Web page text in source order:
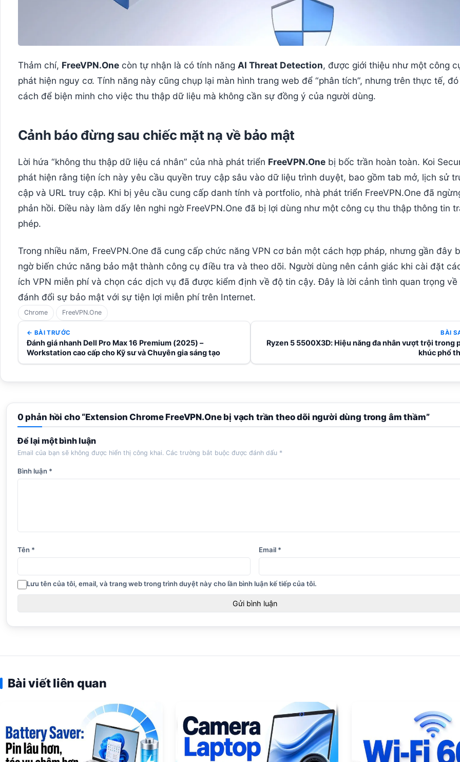
Thảm chí, FreeVPN.Onecòn tự nhận là có tính năng AI Threat Detection, được giới thiệu như một công
phát hiện nguy cơ. Tính năng này cũng chụp lại màn hình trang web để “phân tích”, nhưng trên thực tế,
cách để biện minh cho việc thu thập dữ liệu mà không cần sự đồng ý của người dùng.
Cảnh báo đừng sau chiếc mặt nạ về bảo mật
Lời hứa “không thu thập dữ liệu cá nhân” của nhà phát triển FreeVPN.Onebị bốc trần hoàn toàn. Koi
phát hiện rằng tiện ích này yêu cầu quyền truy cập sâu vào dữ liệu trình duyệt, bao gồm tab mở, lịch sử
cập và URL truy cập. Khi bị yêu cầu cung cấp danh tính và portfolio, nhà phát triển FreeVPN.One đã
phản hồi. Điều này làm dấy lên nghi ngờ FreeVPN.One đã bị lợi dùng như một công cụ thu thập thông tin
phép.
Trong nhiều năm, FreeVPN.One đã cung cấp chức năng VPN cơ bản một cách hợp pháp, nhưng gần đây
ngờ biến chức năng bảo mật thành công cụ điều tra và theo dõi. Người dùng nên cảnh giác khi cài đặt
ích VPN miễn phí và chọn các dịch vụ đã được kiểm định về độ tin cậy. Đây là lời cảnh tình quan trọng về
đánh đổi sự bảo mật với sự tiện lợi miễn phí trên Internet.
Chrome FreeVPN.One
← BÀI TRƯỚC
Đánh giá nhanh Dell Pro Max 16 Premium (2025) –
Workstation cao cấp cho Kỹ sư và Chuyên gia sáng tạo
BÀI
Ryzen 5 5500X3D: Hiệu năng đa nhân vượt trội trong
khúc phổ
0 phản hồi cho “Extension Chrome FreeVPN.One bị vạch trần theo dõi người dùng trong âm thầm”
Để lại một bình luận
Email của bạn sẽ không được hiển thị công khai. Các trường bắt buộc được đánh dấu *
Bình luận *
Tên * Email *
Lưu tên của tôi, email, và trang web trong trình duyệt này cho lần bình luận kế tiếp của tôi.
Bài viết liên quan